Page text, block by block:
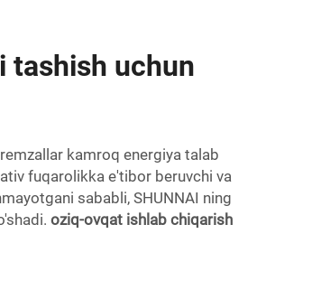
tashish uchun
kamroq energiya talab
fuqarolikka e'tibor beruvchi va
sababli, SHUNNAI ning
oziq-ovqat ishlab chiqarish